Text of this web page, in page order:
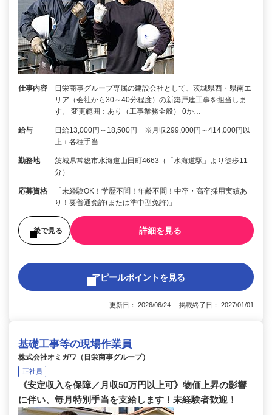
仕事内容
日栄商事グループ専属の建設会社として、茨城県西・県南エ
リア（会社から30～40分程度）の新築戸建工事を担当しま
す。 変更範囲：あり（工事業務全般） 0か…
給与
日給13,000円～18,500円 ※月収299,000円～414,000円以
上＋各種手当…
勤務地
茨城県常総市水海道山田町4663（「水海道駅」より徒歩11
分）
応募資格
「未経験OK！学歴不問！年齢不問！中卒・高卒採用実績あ
り！要普通免許(または準中型免許)」
後で見る 詳細を見る
アピールポイントを見る
更新日： 2026/06/24 掲載終了日： 2027/01/01
基礎工事等の現場作業員
株式会社オミガワ（日栄商事グループ）
正社員
《安定収入を保障／月収50万円以上可》物価上昇の影響
に伴い、毎月特別手当を支給します！未経験者歓迎！